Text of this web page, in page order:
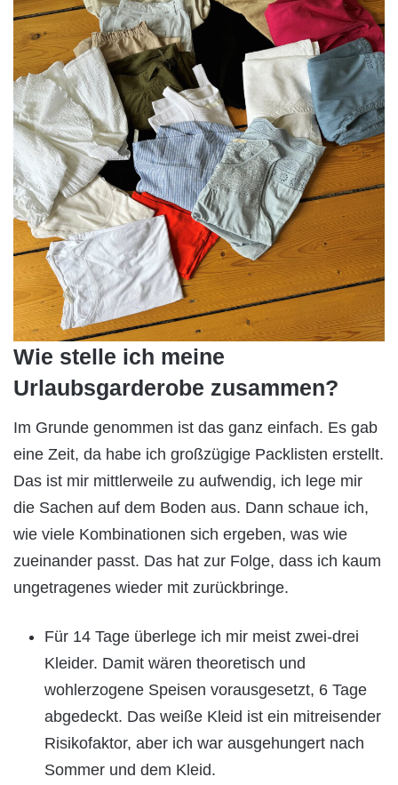
Wie stelle ich meine
Urlaubsgarderobe zusammen?
Im Grunde genommen ist das ganz einfach. Es gab
eine Zeit, da habe ich großzügige Packlisten erstellt.
Das ist mir mittlerweile zu aufwendig, ich lege mir
die Sachen auf dem Boden aus. Dann schaue ich,
wie viele Kombinationen sich ergeben, was wie
zueinander passt. Das hat zur Folge, dass ich kaum
ungetragenes wieder mit zurückbringe.
Für 14 Tage überlege ich mir meist zwei-drei
Kleider. Damit wären theoretisch und
wohlerzogene Speisen vorausgesetzt, 6 Tage
abgedeckt. Das weiße Kleid ist ein mitreisender
Risikofaktor, aber ich war ausgehungert nach
Sommer und dem Kleid.